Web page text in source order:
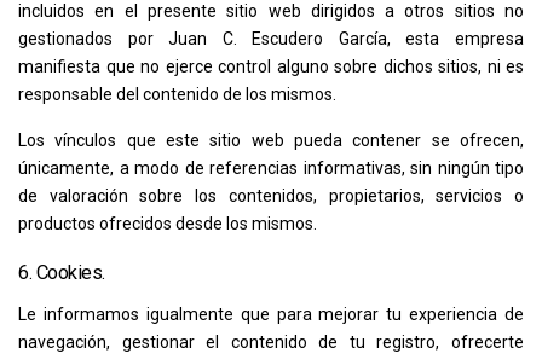
incluidos en el presente sitio web dirigidos a otros sitios no
gestionados porJuan C. Escudero García, esta empresa
manifiesta que no ejerce control alguno sobre dichos sitios, ni es
responsable del contenido de los mismos.
Los vínculos que este sitio web pueda contener se ofrecen,
únicamente, a modo de referencias informativas, sin ningún tipo
de valoración sobre los contenidos, propietarios, servicios o
productos ofrecidos desde los mismos.
6. Cookies.
Le informamos igualmente que para mejorar tu experiencia de
navegación, gestionar el contenido de tu registro, ofrecerte